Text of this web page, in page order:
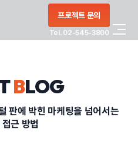
프로젝트 문의
Tel. 02-545-3800
BLOG
판에 박힌 마케팅을 넘어서는
근 방법